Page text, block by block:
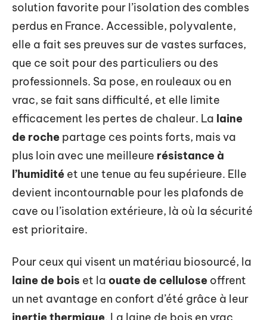
solution favorite pour l’isolation des combles
perdus en France. Accessible, polyvalente,
elle a fait ses preuves sur de vastes surfaces,
que ce soit pour des particuliers ou des
professionnels. Sa pose, en rouleaux ou en
vrac, se fait sans difficulté, et elle limite
efficacement les pertes de chaleur. La laine
de roche partage ces points forts, mais va
plus loin avec une meilleure résistance à
l’humidité et une tenue au feu supérieure. Elle
devient incontournable pour les plafonds de
cave ou l’isolation extérieure, là où la sécurité
est prioritaire.
Pour ceux qui visent un matériau biosourcé, la
laine de bois et la ouate de cellulose offrent
un net avantage en confort d’été grâce à leur
inertie thermique. La laine de bois en vrac